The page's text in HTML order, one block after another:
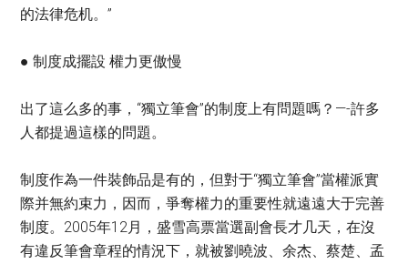
的法律危机。”
● 制度成擺設 權力更傲慢
出了這么多的事，“獨立筆會”的制度上有問題嗎？—-許多
人都提過這樣的問題。
制度作為一件裝飾品是有的，但對于“獨立筆會”當權派實
際并無約束力，因而，爭奪權力的重要性就遠遠大于完善
制度。2005年12月，盛雪高票當選副會長才几天，在沒
有違反筆會章程的情況下，就被劉曉波、余杰、蔡楚、孟